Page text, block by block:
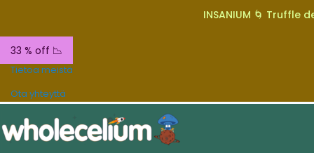
INSANIUM 🌀 Truffle
33 % off 📉
Tietoa meistä
Ota yhteyttä